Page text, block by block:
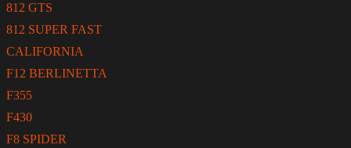
812 GTS
812 SUPER FAST
CALIFORNIA
F12 BERLINETTA
F355
F430
F8 SPIDER